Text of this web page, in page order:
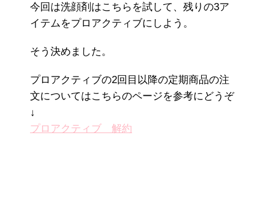
今回は洗顔剤はこちらを試して、残りの3ア
イテムをプロアクティブにしよう。
そう決めました。
プロアクティブの2回目以降の定期商品の注
文についてはこちらのページを参考にどうぞ
↓
プロアクティブ 解約